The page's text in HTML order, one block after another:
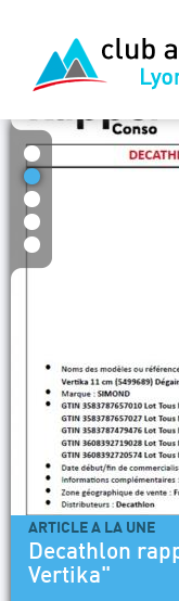
ARTICLE A LA UNE
Programme